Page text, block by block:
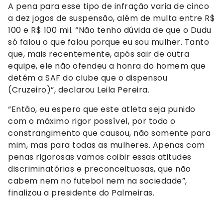
A pena para esse tipo de infração varia de cinco
a dez jogos de suspensão, além de multa entre R$
100 e R$ 100 mil. “Não tenho dúvida de que o Dudu
só falou o que falou porque eu sou mulher. Tanto
que, mais recentemente, após sair de outra
equipe, ele não ofendeu a honra do homem que
detém a SAF do clube que o dispensou
(Cruzeiro)”, declarou Leila Pereira.
“Então, eu espero que este atleta seja punido
com o máximo rigor possível, por todo o
constrangimento que causou, não somente para
mim, mas para todas as mulheres. Apenas com
penas rigorosas vamos coibir essas atitudes
discriminatórias e preconceituosas, que não
cabem nem no futebol nem na sociedade”,
finalizou a presidente do Palmeiras.